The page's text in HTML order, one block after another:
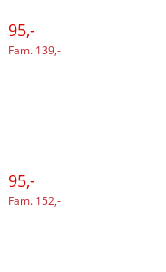
95,-
Fam. 139,-
95,-
Fam. 152,-